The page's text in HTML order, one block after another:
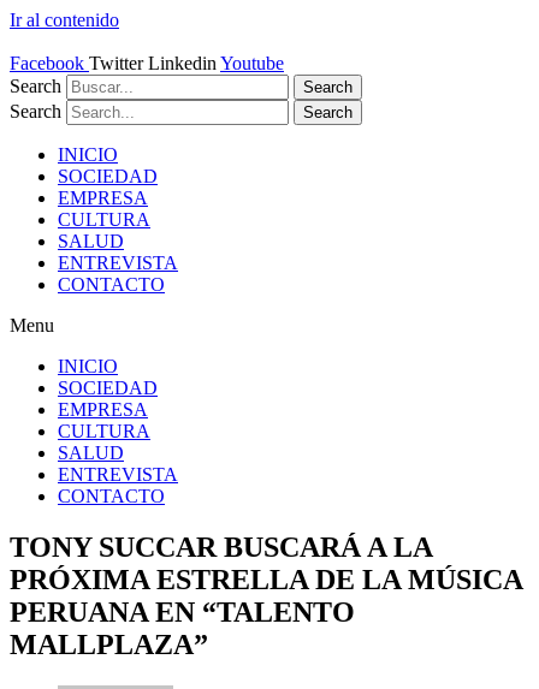
Ir al contenido
Facebook Twitter Linkedin Youtube
Search
Search
Search Search
INICIO
SOCIEDAD
EMPRESA
CULTURA
SALUD
ENTREVISTA
CONTACTO
Menu
INICIO
SOCIEDAD
EMPRESA
CULTURA
SALUD
ENTREVISTA
CONTACTO
TONY SUCCAR BUSCARÁ A LA
PRÓXIMA ESTRELLA DE LA MÚSICA
PERUANA EN “TALENTO
MALLPLAZA”